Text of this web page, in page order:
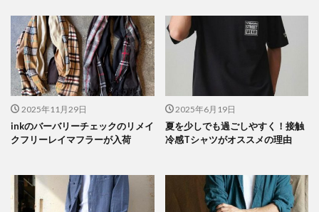
2025年11月29日
inkのバーバリーチェックのリメイ
クフリーレイマフラーが入荷
2025年6月19日
夏を少しでも過ごしやすく！接触
冷感Tシャツがオススメの理由